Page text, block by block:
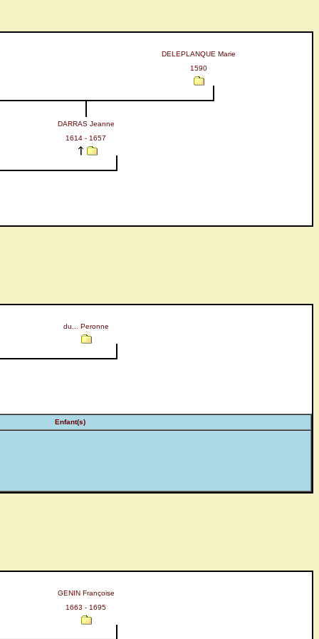
DELEPLANQUE Marie
1590
DARRAS Jeanne
1614 - 1657
du... Peronne
Enfant(s)
GENIN Françoise
1663 - 1695